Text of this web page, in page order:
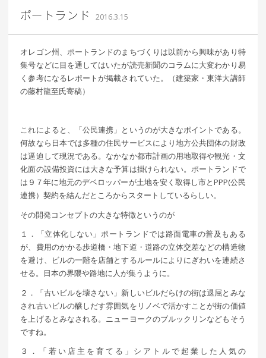
ポートランド 2016.3.15
オレゴン州、ポートランドのまちづくりは以前から興味があり特
集号などに目を通してはいたが読売新聞のコラムに大変わかり易
く参考になるレポートが掲載されていた。（建築家・東洋大講師
の藤村龍至氏寄稿）
これによると、「公民連携」というのが大きなポイントである。
何故なら日本では多種の住民サービスにより地方公共団体の財政
は逼迫して現況である。なかなか都市計画の用地取得や観光・文
化面の設備投資には大きな予算は掛けられない。ポートランドで
は９７年に地元のデベロッパーが土地を安く取得し市とPPP(公民
連携）契約を結んだところからスタートしているらしい。
その開発コンセプトの大きな特徴というのが
１．「立体化しない」ポートランドでは路面電車の普及もある
が、費用のかかる歩道橋・地下道・道路の立体交差などの構造物
を避け、ビルの一階を店舗とするルールによりにぎわいを連続さ
せる。日本の界隈や路地に人が集うように。
２．「古いビルを壊さない」新しいビルだらけの街は退屈とみな
され古いビルの醸しだす雰囲気をリノベで活かすことが街の価値
を上げるとみなされる。ニューヨークのブルックリンなどもそう
ですね。
３．「若い店主を育てる」シアトルで起業した人気の